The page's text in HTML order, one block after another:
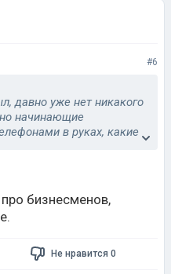
#6
давно уже нет никакого
начинающие
в руках, какие
под пальмами, но есть
разве что в самолете
а кто будет работать,
бизнесменов,
Не нравится 0